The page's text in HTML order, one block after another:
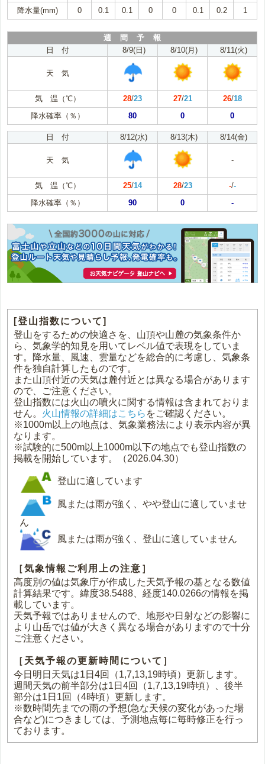
降水量(mm)
0 0.1 0.1 0 0 0.1 0.2 1
週 間 予 報
日 付
8/9(日) 8/10(月) 8/11(火)
天 気
気 温（℃） 28/23 27/21 26/18
降水確率（％）
80 0 0
日 付 8/12(水) 8/13(木) 8/14(金)
天 気 -
気 温（℃） 25/14 28/23 -/-
降水確率（％）
90 0 -
[登山指数について]
登山をするための快適さを、山頂や山麓の気象条件か
ら、気象学的知見を用いてレベル値で表現をしていま
す。降水量、風速、雲量などを総合的に考慮し、気象条
件を独自計算したものです。
また山頂付近の天気は麓付近とは異なる場合があります
ので、ご注意ください。
登山指数には火山の噴火に関する情報は含まれておりま
せん。 火山情報の詳細はこちら をご確認ください。
※1000m以上の地点は、気象業務法により表示内容が異
なります。
※試験的に500m以上1000m以下の地点でも登山指数の
掲載を開始しています。（2026.04.30）
登山に適しています
風または雨が強く、やや登山に適していませ
ん
風または雨が強く、登山に適していません
［気象情報ご利用上の注意］
高度別の値は気象庁が作成した天気予報の基となる数値
計算結果です。緯度38.5488、経度140.0266の情報を掲
載しています。
天気予報ではありませんので、地形や日射などの影響に
より山岳では値が大きく異なる場合がありますので十分
ご注意ください。
［天気予報の更新時間について］
今日明日天気は1日4回（1,7,13,19時頃）更新します。
週間天気の前半部分は1日4回（1,7,13,19時頃）、後半
部分は1日1回（4時頃）更新します。
※数時間先までの雨の予想(急な天候の変化があった場
合など)につきましては、予測地点毎に毎時修正を行っ
ております。